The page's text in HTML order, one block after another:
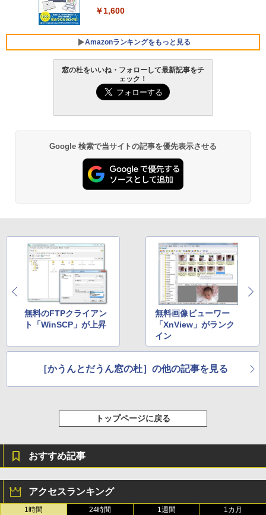
ersonal/Copilotキー搭載/Win 11/15.6型/
Core i5/16GB/SSD 512GB/ホワイト) FM
VWK3E15W_AZ
￥139,880
￥1,600
Amazonランキングをもっと見る
Amazon Kindle Paperwhite (16GB) 7イ
ンチディスプレイ、色調調節ライト、12
￥22,980
Amazon Kindle - 目に優しい、かさばら
ない、大きな画面で読みやすい、6週間持
￥16,980
Kindle Paperwhite シグニチャーエディ
ション (32GB) 7インチディスプレイ、明
るさ自動調整、色調調節ライト、12週間
持続バッテリー、広告なし、メタリック
ブラック
Amazon Kindle Colorsoft | 16GBストレ
イ、色調調節ライト、最大8週間持続バッ
売)
New Amazon Kindle Scribe Colorsoft |
レージ、ノート機能搭載、明るさ自動調
整、色調調節ライト、プレミアムペン付
き、グラファイト
窓の杜をいいね・フォローして最新記事をチ
ェック！
Google 検索で当サイトの記事を優先表示させる
無料のFTPクライアン
ト「WinSCP」が上昇
無料画像ビューワー
「XnView」がランク
イン
［かうんとだうん窓の杜］の他の記事を見る
トップページに戻る
おすすめ記事
アクセスランキング
1時間 24時間 1週間 1カ月